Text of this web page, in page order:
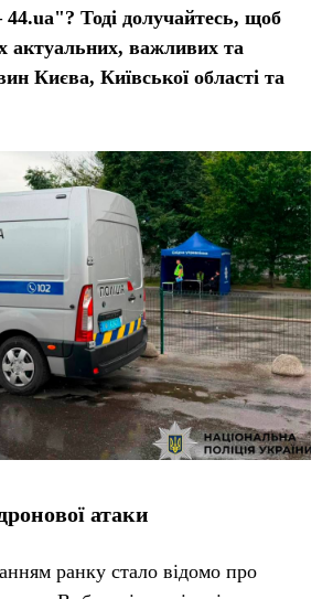
Тоді долучайтесь, щоб
актуальних, важливих та
Києва, Київської області та
атаки
ранку стало відомо про